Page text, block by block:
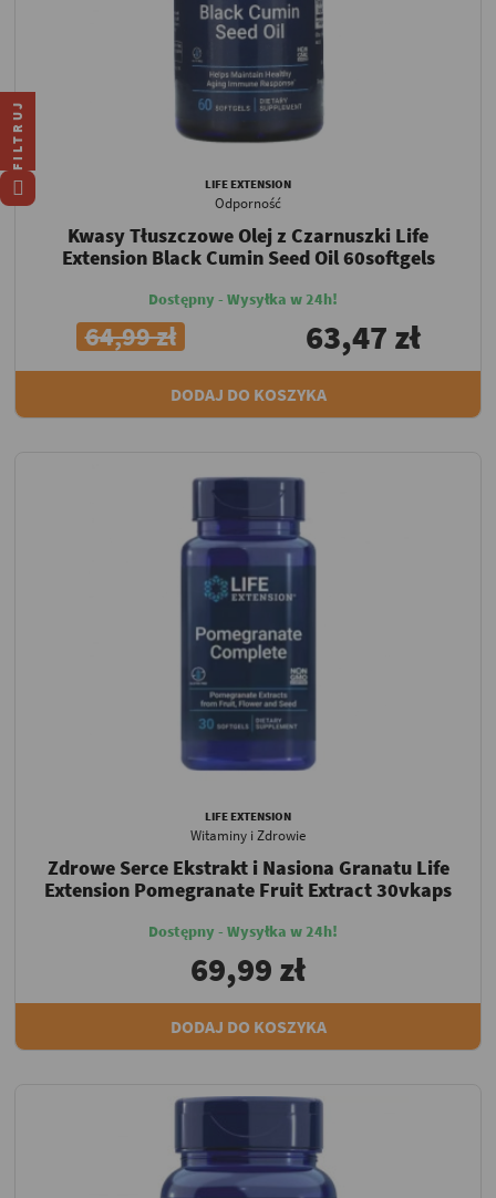
LIFE EXTENSION
Odporność
Kwasy Tłuszczowe Olej z Czarnuszki Life
Extension Black Cumin Seed Oil 60softgels
Dostępny - Wysyłka w 24h!
64,99 zł 63,47 zł
DODAJ DO KOSZYKA
LIFE EXTENSION
Witaminy i Zdrowie
Zdrowe Serce Ekstrakt i Nasiona Granatu Life
Extension Pomegranate Fruit Extract 30vkaps
Dostępny - Wysyłka w 24h!
69,99 zł
DODAJ DO KOSZYKA
FILTRUJ